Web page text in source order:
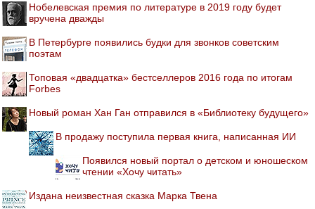
Нобелевская премия по литературе в 2019 году будет
вручена дважды
В Петербурге появились будки для звонков советским
поэтам
Топовая «двадцатка» бестселлеров 2016 года по итогам
Forbes
Новый роман Хан Ган отправился в «Библиотеку будущего»
В продажу поступила первая книга, написанная ИИ
Появился новый портал о детском и юношеском
чтении «Хочу читать»
Издана неизвестная сказка Марка Твена